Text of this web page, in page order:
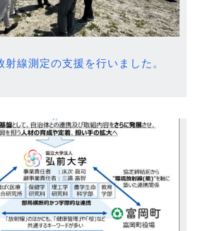
射線測定の支援を行いました。